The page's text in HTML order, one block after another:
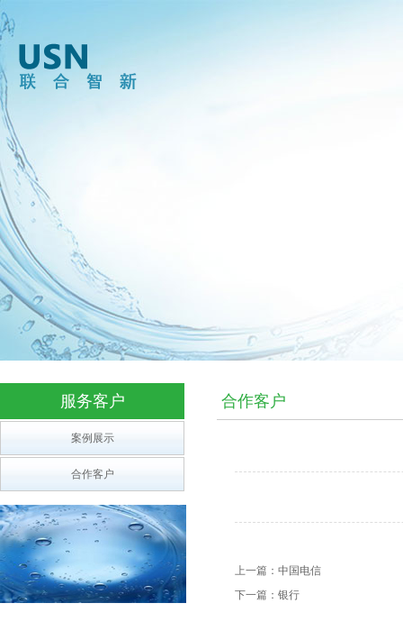
服务客户
案例展示
合作客户
合作客户
上一篇： 中国电信
下一篇： 银行